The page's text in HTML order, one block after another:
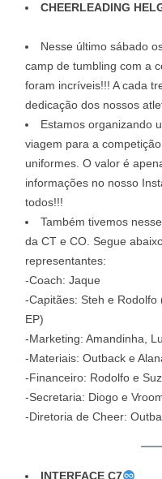
CHEERLEADING
Nesse último sábado
camp de tumbling com a
foram incríveis!!! A cada
dedicação dos nossos
Estamos organizando
viagem para a
uniformes. O valor é
informações no nosso
todos!!!
Também tivemos
da CT e CO. Segue
representantes:
-Coach: Jaque
-Capitães: Steh e
EP)
-Marketing: Amandinha,
-Materiais: Outback e
-Financeiro: Rodolfo e
-Secretaria: Diogo e
-Diretoria de Cheer:
INTERFACE C7